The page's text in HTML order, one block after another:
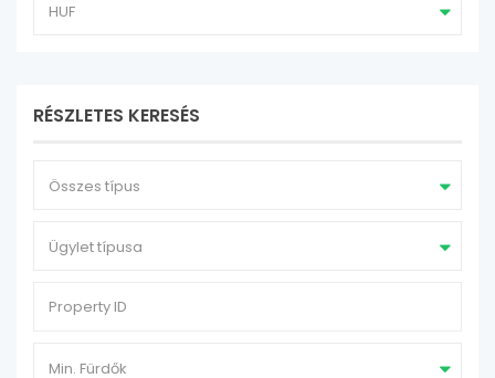
HUF
RÉSZLETES KERESÉS
Összes típus
Ügylet típusa
Min. Fürdők